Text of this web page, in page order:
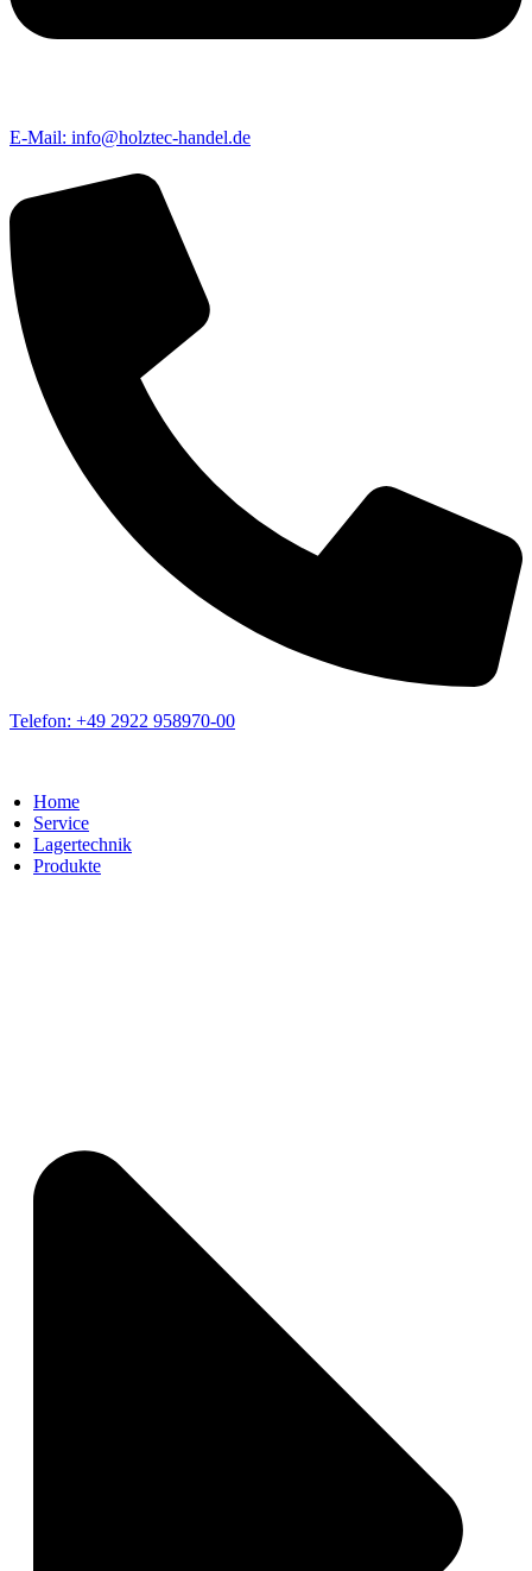
E-Mail: info@holztec-handel.de
Telefon: +49 2922 958970-00
Home
Service
Lagertechnik
Produkte